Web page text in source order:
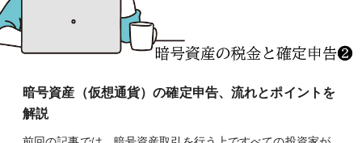
暗号資産（仮想通貨）の確定申告、流れとポイントを
解説